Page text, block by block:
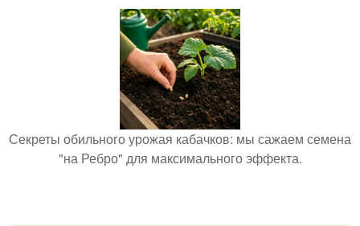
Секреты обильного урожая кабачков: мы сажаем семена
"на Ребро" для максимального эффекта.